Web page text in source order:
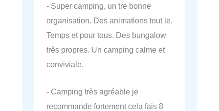
- Super camping, un tre bonne
organisation. Des animations tout le.
Temps et pour tous. Des bungalow
très propres. Un camping calme et
conviviale.
- Camping très agréable je
recommande fortement cela fais 8